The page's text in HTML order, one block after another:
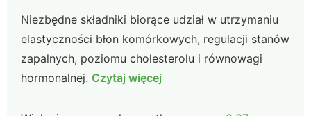
Niezbędne składniki biorące udział w utrzymaniu
elastyczności błon komórkowych, regulacji stanów
zapalnych, poziomu cholesterolu i równowagi
hormonalnej. Czytaj więcej